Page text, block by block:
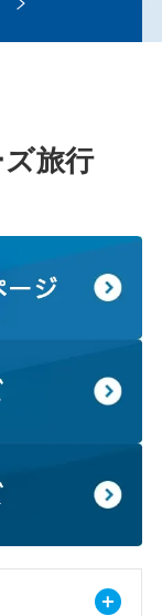
旅行